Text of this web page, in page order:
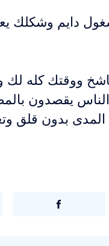
دايم وشكلك
ووقتك كله لك
الناس يقصدون
المدى بدون قلق